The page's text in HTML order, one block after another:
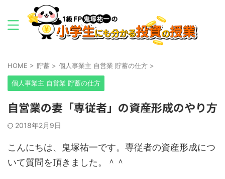
HOME > 貯蓄 > 個人事業主 自営業 貯蓄の仕方 >
個人事業主 自営業 貯蓄の仕方
自営業の妻「専従者」の資産形成のやり方
2018年2月9日
こんにちは、鬼塚祐一です。専従者の資産形成につ
いて質問を頂きました。＾＾